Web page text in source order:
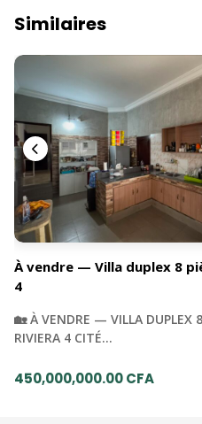
Similaires
À vendre — Villa duplex 8
4
🏡 À VENDRE — VILLA DUPLEX
RIVIERA 4 CITÉ…
450,000,000.00 CFA